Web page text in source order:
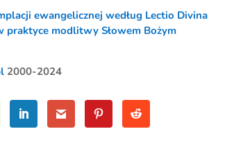
ewangelicznej według Lectio Divina
praktyce modlitwy Słowem Bożym
2000-2024